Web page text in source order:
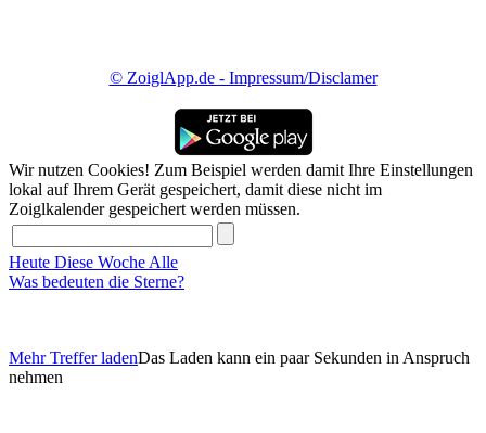
© ZoiglApp.de - Impressum/Disclamer
Wir nutzen Cookies! Zum Beispiel werden damit Ihre Einstellungen
lokal auf Ihrem Gerät gespeichert, damit diese nicht im
Zoiglkalender gespeichert werden müssen.
Heute Diese Woche Alle
Was bedeuten die Sterne?
Mehr Treffer ladenDas Laden kann ein paar Sekunden in Anspruch
nehmen